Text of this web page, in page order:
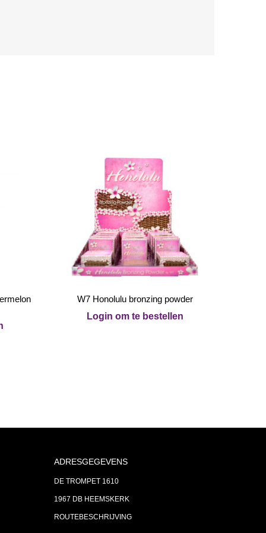
W7 Honolulu bronzing powder
Login om te bestellen
ADRESGEGEVENS
DE TROMPET 1610
1967 DB HEEMSKERK
ROUTEBESCHRIJVING